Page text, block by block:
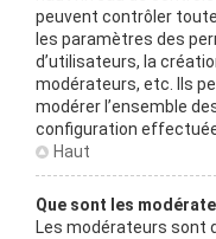
peuvent contrôler
les paramètres des
d’utilisateurs, la
modérateurs, etc. Ils
modérer l’ensemble
configuration
Haut
Que sont les
Les modérateurs sont